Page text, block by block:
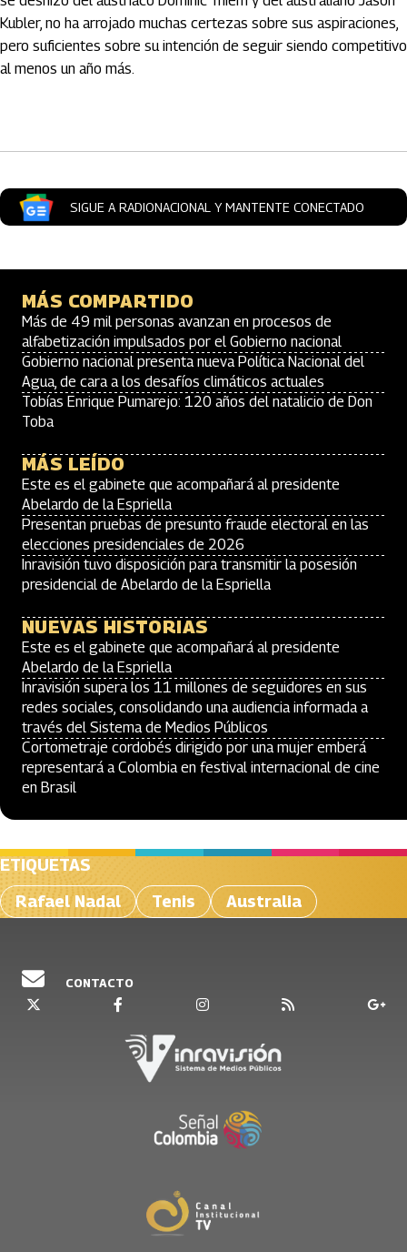
Kubler, no ha arrojado muchas certezas sobre sus aspiraciones,
pero suficientes sobre su intención de seguir siendo competitivo
al menos un año más.
SIGUE A RADIONACIONAL Y MANTENTE CONECTADO
MÁS COMPARTIDO
Más de 49 mil personas avanzan en procesos de
alfabetización impulsados por el Gobierno nacional
Gobierno nacional presenta nueva Política Nacional del
Agua, de cara a los desafíos climáticos actuales
Tobías Enrique Pumarejo: 120 años del natalicio de Don
Toba
MÁS LEÍDO
Este es el gabinete que acompañará al presidente
Abelardo de la Espriella
Presentan pruebas de presunto fraude electoral en las
elecciones presidenciales de 2026
Inravisión tuvo disposición para transmitir la posesión
presidencial de Abelardo de la Espriella
NUEVAS HISTORIAS
Este es el gabinete que acompañará al presidente
Abelardo de la Espriella
Inravisión supera los 11 millones de seguidores en sus
redes sociales, consolidando una audiencia informada a
través del Sistema de Medios Públicos
Cortometraje cordobés dirigido por una mujer emberá
representará a Colombia en festival internacional de cine
en Brasil
ETIQUETAS
Rafael Nadal
Tenis Australia
CONTACTO